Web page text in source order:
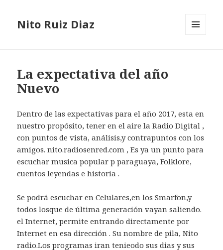
Nito Ruiz Diaz
La expectativa del año
Nuevo
Dentro de las expectativas para el año 2017, esta en
nuestro propósito, tener en el aire la Radio Digital ,
con puntos de vista, análisis,y contrapuntos con los
amigos. nito.radiosenred.com , Es ya un punto para
escuchar musica popular p paraguaya, Folklore,
cuentos leyendas e historia .
Se podrá escuchar en Celulares,en los Smarfon,y
todos losque de última generación vayan saliendo.
el Internet, permite entrando directamente por
Internet en esa dirección . Su nombre de pila, Nito
radio.Los programas iran tenieodo sus dias y sus